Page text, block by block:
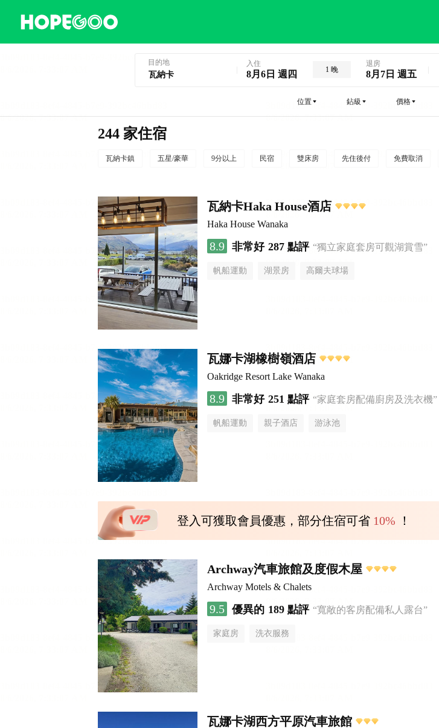
目的地 入住
8月6日 週四 1 晚
退房
8月7日 週五
位置 鉆級 價格
244 家住宿
瓦納卡鎮 五星/豪華 9分以上 民宿 雙床房 先住後付 免費取消
瓦納卡Haka House酒店
Haka House Wanaka
8.9 非常好 287 點評 “獨立家庭套房可觀湖賞雪”
帆船運動 湖景房 高爾夫球場
瓦娜卡湖橡樹嶺酒店
Oakridge Resort Lake Wanaka
8.9 非常好 251 點評 “家庭套房配備廚房及洗衣機”
帆船運動 親子酒店 游泳池
登入可獲取會員優惠，部分住宿可省 10% ！
Archway汽車旅館及度假木屋
Archway Motels & Chalets
9.5 優異的 189 點評 “寬敞的客房配備私人露台”
家庭房 洗衣服務
瓦娜卡湖西方平原汽車旅館